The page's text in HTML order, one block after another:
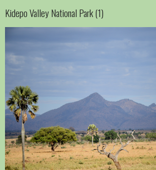
Kidepo Valley National Park (1)